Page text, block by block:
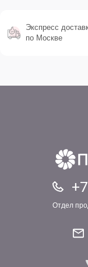
Экспресс
по Москве
Отдел